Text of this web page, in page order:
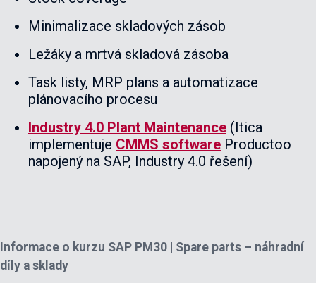
Minimalizace skladových zásob
Ležáky a mrtvá skladová zásoba
Task listy, MRP plans a automatizace
plánovacího procesu
Industry 4.0 Plant Maintenance (Itica
implementuje CMMS software Productoo
napojený na SAP, Industry 4.0 řešení)
Informace o kurzu SAP PM30 | Spare parts – náhradní
díly a sklady